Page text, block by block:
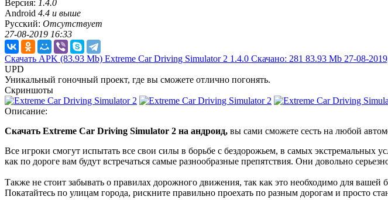
Версия: 1.4.0
Android 4.4 и выше
Русский: Отсутствует
27-08-2019 16:33
Скачать APK (83.93 Mb) Extreme Car Driving Simulator 2 1.4.0 Скачано: 281 83.93 Mb 27-08-
UPD
Уникальный гоночный проект, где вы сможете отлично погонять.
Скриншоты
Описание:
Скачать Extreme Car Driving Simulator 2 на андроид, вы сами сможете сесть на любой
Все игроки смогут испытать все свои силы в борьбе с бездорожьем, в самых экстремальных
как по дороге вам будут встречаться самые разнообразные препятствия. Они довольно
Также не стоит забывать о правилах дорожного движения, так как это необходимо для
Покатайтесь по улицам города, рискните правильно проехать по разным дорогам и просто